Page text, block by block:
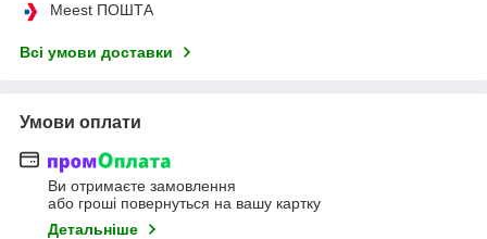
Meest ПОШТА
Всі умови доставки
Умови оплати
Ви отримаєте замовлення
або гроші повернуться на вашу картку
Детальніше